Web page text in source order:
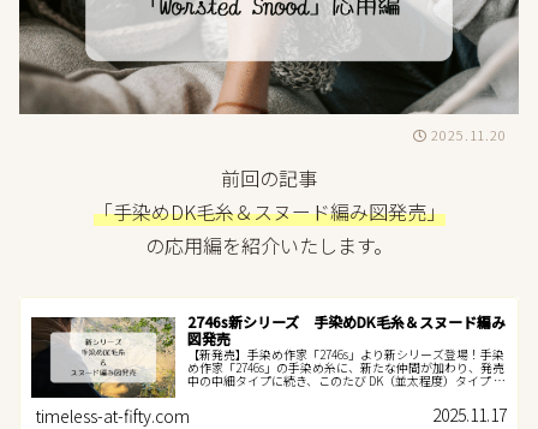
2025.11.20
前回の記事
「手染めDK毛糸＆スヌード編み図発売」
の応用編を紹介いたします。
2746s新シリーズ 手染めDK毛糸＆スヌード編み
図発売
【新発売】手染め作家「2746s」より新シリーズ登場！手染
め作家「2746s」の手染め糸に、新たな仲間が加わり、発売
中の中細タイプに続き、このたび DK（並太程度）タイプ が
発売開始となりました。中細タイプ・DKタイプともに、素
timeless-at-fifty.com 2025.11.17